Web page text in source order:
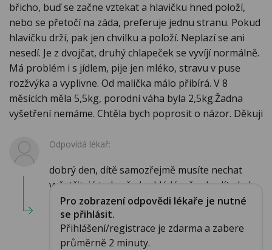
břicho, buď se začne vztekat a hlavičku hned položí,
nebo se přetočí na záda, preferuje jednu stranu. Pokud
hlavičku drží, pak jen chvilku a položí. Neplazí se ani
nesedí. Je z dvojčat, druhý chlapeček se vyvíjí normálně.
Má problém i s jídlem, pije jen mléko, stravu v puse
rozžvýka a vyplivne. Od malička málo přibírá. V 8
měsících měla 5,5kg, porodní váha byla 2,5kg.Žadna
vyšetření nemáme. Chtěla bych poprosit o názor. Děkuji
Odpovídá lékař:
dobrý den, dítě samozřejmě musíte nechat
vyšetřit, já tedy předpokládám že chodíte k d...
Pro zobrazení odpovědi lékaře je nutné
se přihlásit.
Přihlášení/registrace je zdarma a zabere
průměrně 2 minuty.